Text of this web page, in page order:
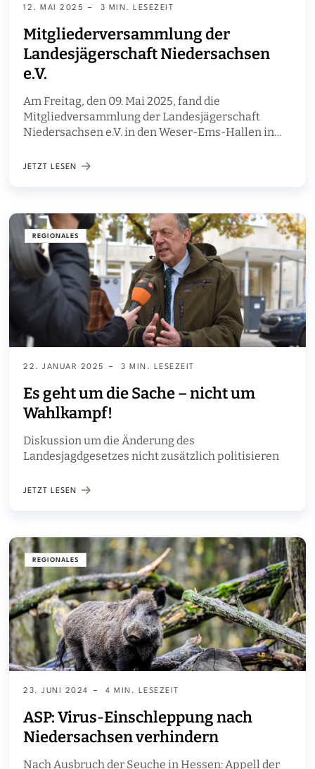
12. MAI 2025 3 MIN. LESEZEIT
Mitgliederversammlung der
Landesjägerschaft Niedersachsen
e.V.
Am Freitag, den 09. Mai 2025, fand die
Mitgliedversammlung der Landesjägerschaft
Niedersachsen e.V. in den Weser-Ems-Hallen in
Ausführungen…
JETZT LESEN
REGIONALES
22. JANUAR 2025 3 MIN. LESEZEIT
Es geht um die Sache – nicht um
Wahlkampf!
Diskussion um die Änderung des
Landesjagdgesetzes nicht zusätzlich politisieren
JETZT LESEN
REGIONALES
23. JUNI 2024 4 MIN. LESEZEIT
ASP: Virus-Einschleppung nach
Niedersachsen verhindern
Nach Ausbruch der Seuche in Hessen: Appell der